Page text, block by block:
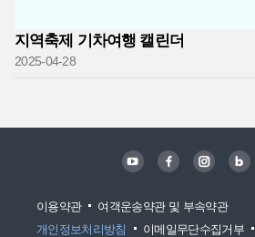
지역축제 기차여행 캘린더
2025-04-28
이용약관
여객운송약관 및 부속약관
개인정보처리방침
이메일무단수집거부